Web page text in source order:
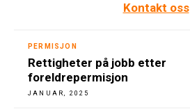
Kontakt oss
PERMISJON
Rettigheter på jobb etter
foreldrepermisjon
JANUAR, 2025